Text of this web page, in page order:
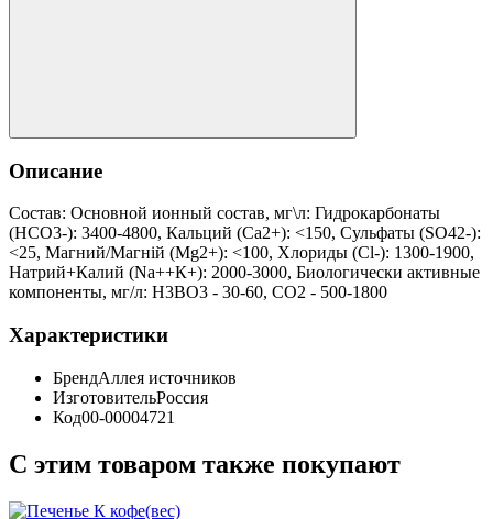
Описание
Состав: Основной ионный состав, мг\л: Гидрокарбонаты
(НСО3-): 3400-4800, Кальций (Ca2+): <150, Сульфаты (SO42-):
<25, Магний/Магнiй (Mg2+): <100, Хлориды (Cl-): 1300-1900,
Натрий+Калий (Na++К+): 2000-3000, Биологически активные
компоненты, мг/л: Н3ВО3 - 30-60, СО2 - 500-1800
Характеристики
БрендАллея источников
ИзготовительРоссия
Код00-00004721
С этим товаром также покупают